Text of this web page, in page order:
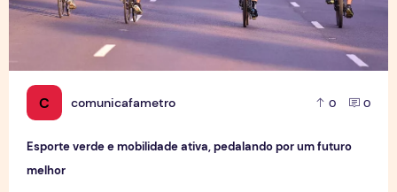
C comunicafametro 0 0
Esporte verde e mobilidade ativa, pedalando por um futuro
melhor